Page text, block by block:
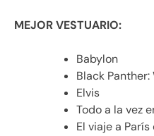
MEJOR VESTUARIO:
Babylon
Black
Elvis
Todo a la vez
El viaje a